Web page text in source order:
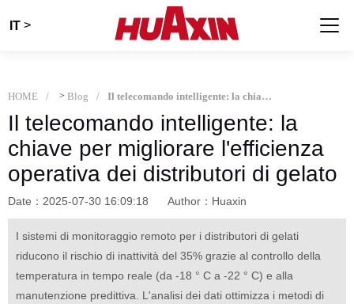
IT >
HOME > Blog Il telecomando intelligente: la chiave per migliorare l'efficienza operativa dei distributori di gelato
Il telecomando intelligente: la
chiave per migliorare l'efficienza
operativa dei distributori di gelato
Date：2025-07-30 16:09:18 Author：Huaxin
I sistemi di monitoraggio remoto per i distributori di gelati
riducono il rischio di inattività del 35% grazie al controllo della
temperatura in tempo reale (da -18 ° C a -22 ° C) e alla
manutenzione predittiva. L'analisi dei dati ottimizza i metodi di